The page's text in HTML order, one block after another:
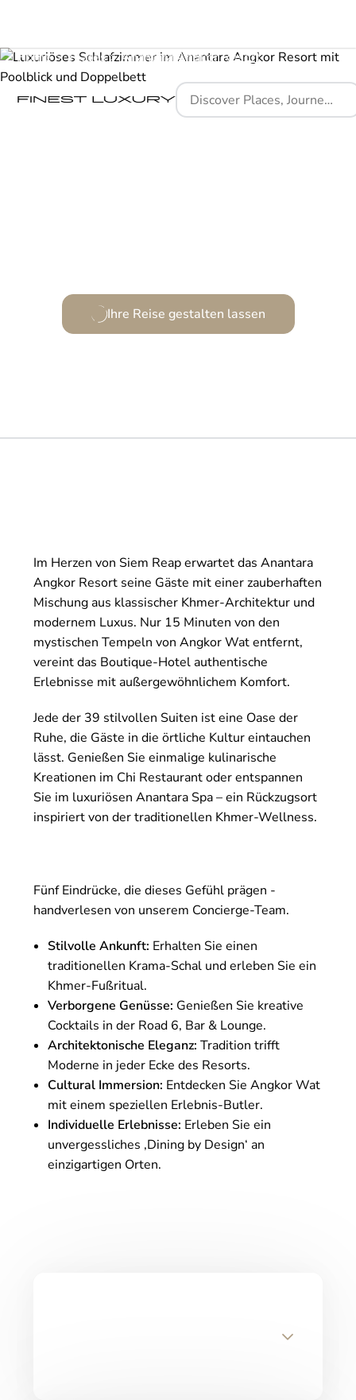
Home Places Anantara Angkor Resort
Ihre Reise gestalten lassen
Im Herzen von Siem Reap erwartet das Anantara
Angkor Resort seine Gäste mit einer zauberhaften
Mischung aus klassischer Khmer-Architektur und
modernem Luxus. Nur 15 Minuten von den
mystischen Tempeln von Angkor Wat entfernt,
vereint das Boutique-Hotel authentische
Erlebnisse mit außergewöhnlichem Komfort.
Jede der 39 stilvollen Suiten ist eine Oase der
Ruhe, die Gäste in die örtliche Kultur eintauchen
lässt. Genießen Sie einmalige kulinarische
Kreationen im Chi Restaurant oder entspannen
Sie im luxuriösen Anantara Spa – ein Rückzugsort
inspiriert von der traditionellen Khmer-Wellness.
Fünf Eindrücke, die dieses Gefühl prägen -
handverlesen von unserem Concierge-Team.
Stilvolle Ankunft: Erhalten Sie einen
traditionellen Krama-Schal und erleben Sie ein
Khmer-Fußritual.
Verborgene Genüsse: Genießen Sie kreative
Cocktails in der Road 6, Bar & Lounge.
Architektonische Eleganz: Tradition trifft
Moderne in jeder Ecke des Resorts.
Cultural Immersion: Entdecken Sie Angkor Wat
mit einem speziellen Erlebnis-Butler.
Individuelle Erlebnisse: Erleben Sie ein
unvergessliches ‚Dining by Design‘ an
einzigartigen Orten.